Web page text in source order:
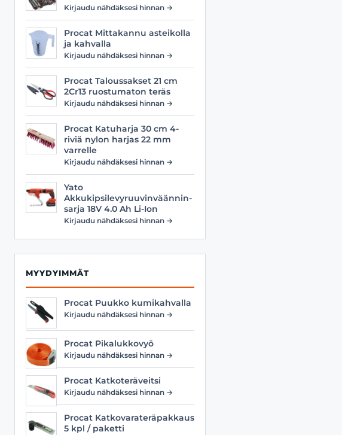
Vyöt
Kirjaudu nähdäksesi hinnan →
Procat Mittakannu asteikolla
ja kahvalla
Kirjaudu nähdäksesi hinnan →
Procat Taloussakset 21 cm
2Cr13 ruostumaton teräs
Kirjaudu nähdäksesi hinnan →
Procat Katuharja 30 cm 4-
riviä nylon harjas 22 mm
varrelle
Kirjaudu nähdäksesi hinnan →
Yato
Akkukipsilevyruuvinväännin-
sarja 18V 4.0 Ah Li-Ion
Kirjaudu nähdäksesi hinnan →
MYYDYIMMÄT
Procat Puukko kumikahvalla
Kirjaudu nähdäksesi hinnan →
Procat Pikalukkovyö
Kirjaudu nähdäksesi hinnan →
Procat Katkoteräveitsi
Kirjaudu nähdäksesi hinnan →
Procat Katkovarateräpakkaus
5 kpl / paketti